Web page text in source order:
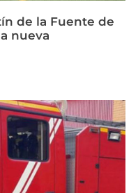
de la Fuente de
nueva